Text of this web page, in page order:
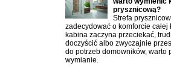
prysznicową?
Strefa
zadecydować o komforcie całej
kabina zaczyna przeciekać,
doczyścić albo zwyczajnie
do potrzeb domowników, warto
wymianie.